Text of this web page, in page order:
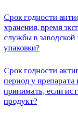
Срок годности
хранения, время
службы в
упаковки?
Срок годности
период у
принимать, если
продукт?